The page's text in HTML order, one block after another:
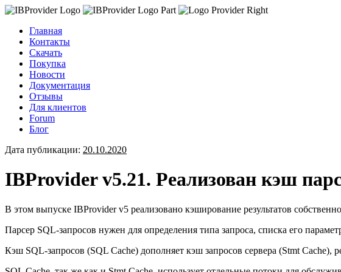
Главная
Контакты
Скачать
Покупка
Новости
Документация
Отзывы
Для клиентов
Forum
Блог
Дата публикации: 20.10.2020
IBProvider v5.21. Реализован кэш
В этом выпуске IBProvider v5 реализовано кэширование результатов
Парсер SQL-запросов нужен для определения типа запроса, списка его
Кэш SQL-запросов (SQL Cache) дополняет кэш запросов сервера (Stmt Cache),